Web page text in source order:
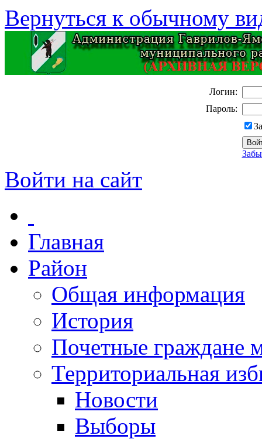
Вернуться к обычному
Логин:
Пароль:
Войти на сайт
Главная
Район
Общая информация
История
Почетные граждане
Территориальная
Новости
Выборы